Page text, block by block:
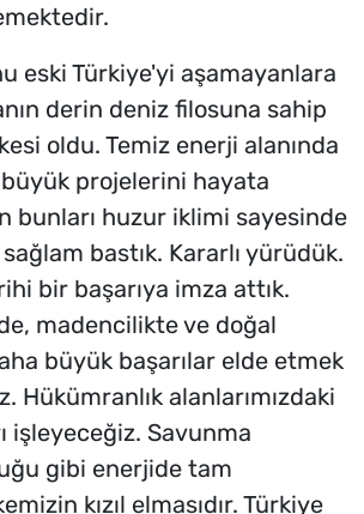
eski Türkiye'yi aşamayanlara
derin deniz filosuna sahip
oldu. Temiz enerji alanında
projelerini hayata
bunları huzur iklimi sayesinde
sağlam bastık. Kararlı yürüdük.
bir başarıya imza attık.
madencilikte ve doğal
büyük başarılar elde etmek
Hükümranlık alanlarımızdaki
işleyeceğiz. Savunma
gibi enerjide tam
kızıl elmasıdır. Türkiye